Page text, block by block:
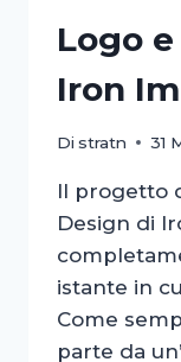
Logo
Iron
Di stratn 31
Il progetto
Design di
istante in
Come
parte da